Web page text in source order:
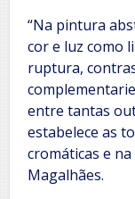
“Na pintura
cor e luz como
ruptura,
entre tantas
estabelece as
cromáticas e
Magalhães.